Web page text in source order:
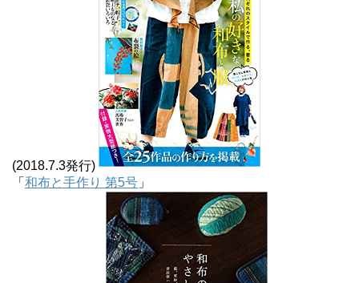
(2018.7.3発行)
「 和布と手作り 第5号 」